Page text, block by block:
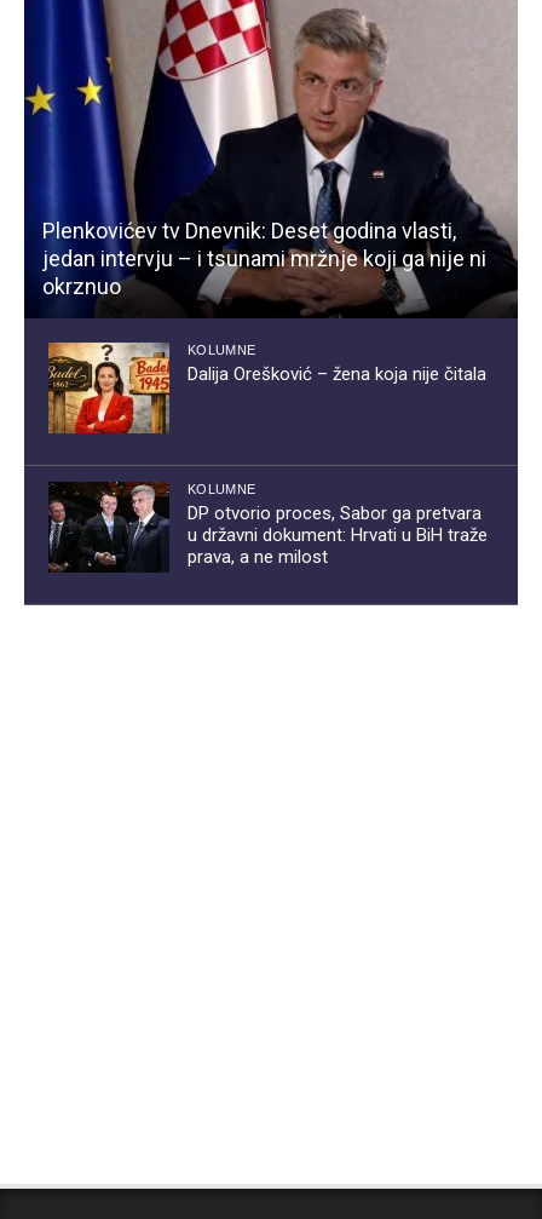
Plenkovićev tv Dnevnik: Deset godina vlasti,
jedan intervju – i tsunami mržnje koji ga nije ni
okrznuo
KOLUMNE
Dalija Orešković – žena koja nije čitala
KOLUMNE
DP otvorio proces, Sabor ga pretvara
u državni dokument: Hrvati u BiH traže
prava, a ne milost